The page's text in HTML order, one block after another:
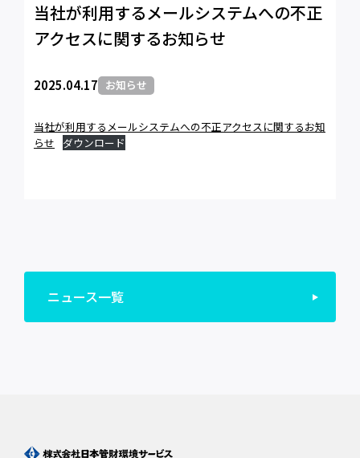
当社が利用するメールシステムへの不正
アクセスに関するお知らせ
2025.04.17 お知らせ
当社が利用するメールシステムへの不正アクセスに関するお知
らせ
ダウンロード
ニュース一覧